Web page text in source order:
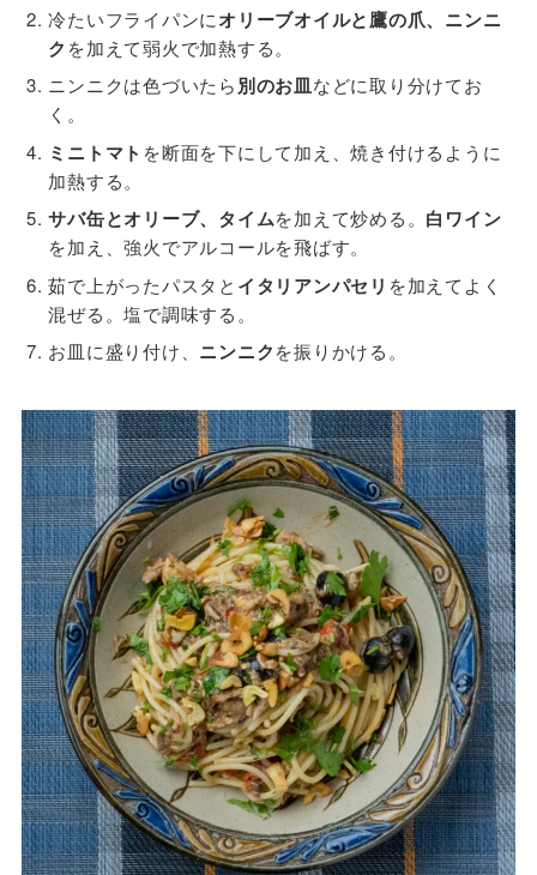
冷たいフライパンにオリーブオイルと鷹の爪、ニンニ
ク を加えて弱火で加熱する。
ニンニクは色づいたら別のお皿などに取り分けてお
く。
ミニトマト を断面を下にして加え、焼き付けるように
加熱する。
サバ缶とオリーブ、タイムを加えて炒める。 白ワイン
を加え、強火でアルコールを飛ばす。
茹で上がったパスタと イタリアンパセリ を加えてよく
混ぜる。塩で調味する。
お皿に盛り付け、 ニンニクを振りかける。